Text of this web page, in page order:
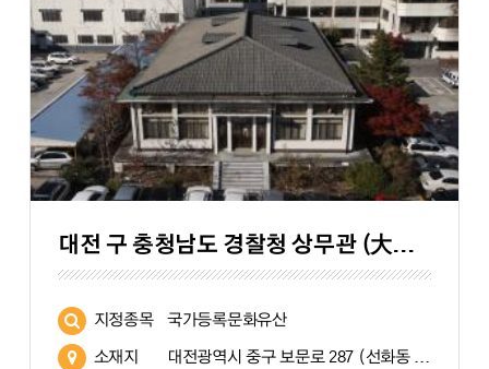
대전 구 충청남도 경찰청 상무관 (大田 舊 忠淸南道 警察廳 尙武館)
지정종목 국가등록문화유산
소재지 대전광역시 중구 보문로 287 (선화동 287-1)